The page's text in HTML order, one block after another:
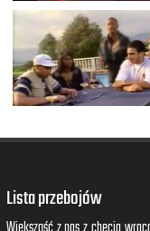
Lista przebojów